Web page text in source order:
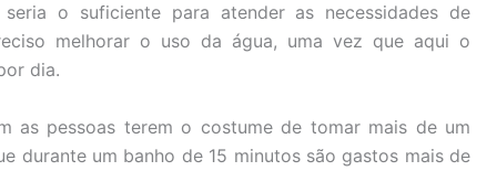
o suficiente para atender as necessidades de
melhorar o uso da água, uma vez que aqui o
dia.
as pessoas terem o costume de tomar mais de um
durante um banho de 15 minutos são gastos mais de